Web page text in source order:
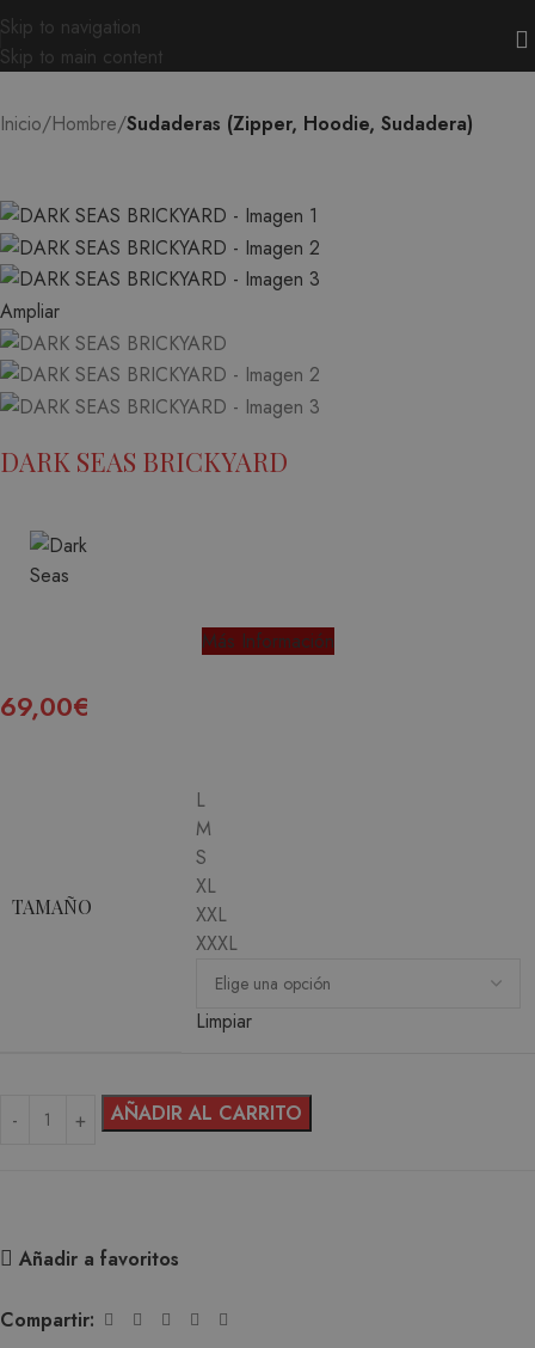
Skip to navigation
Skip to main content
Inicio Hombre Sudaderas (Zipper, Hoodie, Sudadera)
Ampliar
DARK SEAS BRICKYARD
Más Información
69,00€
TAMAÑO
L
M
S
XL
XXL
XXXL
Limpiar
AÑADIR AL CARRITO
Añadir a favoritos
Compartir: